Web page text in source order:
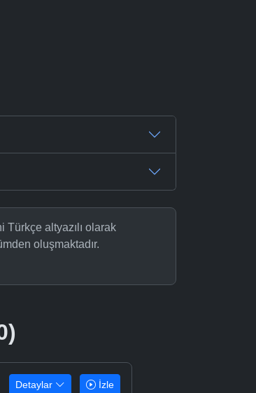
altyazılı olarak
oluşmaktadır.
Detaylar İzle